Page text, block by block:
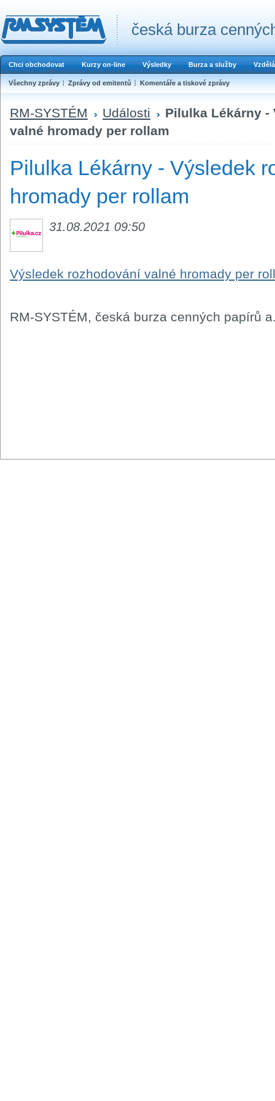
česká burza
Chci obchodovat Kurzy on-line Výsledky Burza a služby
Všechny zprávy Zprávy od emitentů Komentáře a tiskové zprávy
RM-SYSTÉM Události
Pilulka Lékárny -
valné hromady per rollam
Pilulka Lékárny - Výsledek
hromady per rollam
31.08.2021 09:50
Výsledek rozhodování valné hromady per
RM-SYSTÉM, česká burza cenných papírů